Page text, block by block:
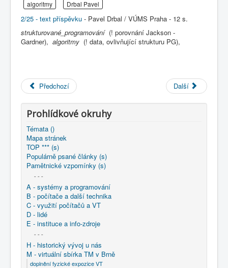
Historické počítače
COBOL
větší souhrnné komplety
Programování/Tsw Ostrava
1984 - Programování Ostrava v
1984 - Spojení Jacksonovy a Gardnerovy technologie
strukturovaného programování
algoritmy
Drbal Pavel
2/25 - text příspěvku - Pavel Drbal / VÚMS Praha - 12 s.
strukturované_programování (! porovnání Jackson -
Gardner), algoritmy (! data, ovlivňující strukturu PG),
Předchozí Další
Prohlídkové okruhy
Témata ()
Mapa stránek
TOP *** (s)
Populárně psané články (s)
Pamětnické vzpomínky (s)
- - -
A - systémy a programování
B - počítače a další technika
C - využití počítačů a VT
D - lidé
E - instituce a info-zdroje
- - -
H - historický vývoj u nás
M - virtuální sbírka TM v Brně
doplnění fyzické expozice VT